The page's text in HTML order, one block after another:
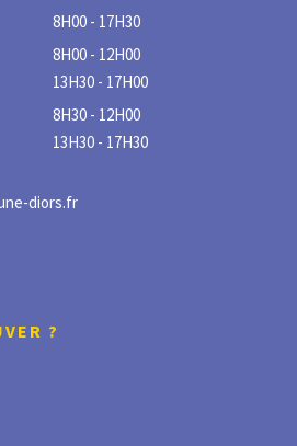
8H00 - 17H30
8H00 - 12H00
13H30 - 17H00
8H30 - 12H00
13H30 - 17H30
diors.fr
?